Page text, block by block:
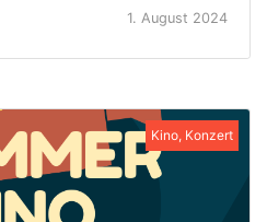
1. August 2024
Kino, Konzert